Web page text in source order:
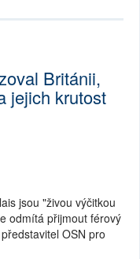
Británii,
jejich krutost
jsou "živou výčitkou
odmítá přijmout férový
OSN pro